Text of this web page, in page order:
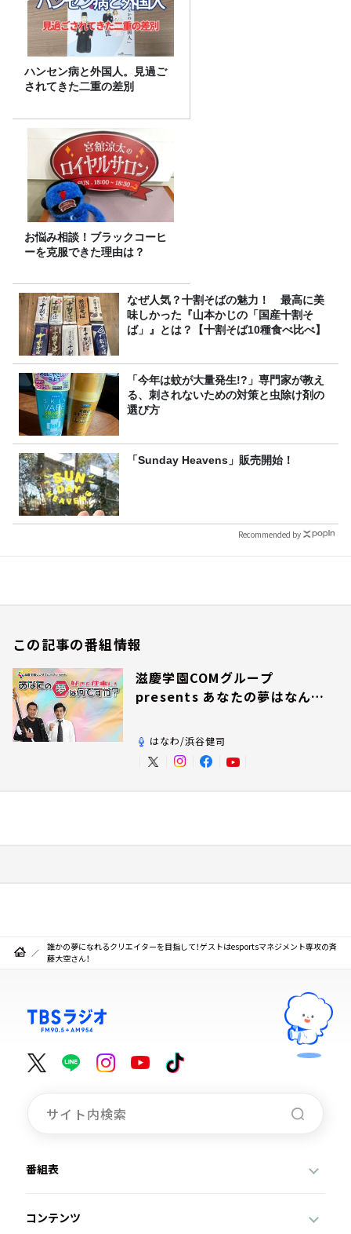
ハンセン病と外国人。見過ご
されてきた二重の差別
お悩み相談！ブラックコーヒ
ーを克服できた理由は？
なぜ人気？十割そばの魅力！ 最高に美
味しかった『山本かじの「国産十割そ
ば」』とは？【十割そば10種食べ比べ】
「今年は蚊が大量発生!?」専門家が教え
る、刺されないための対策と虫除け剤の
選び方
「Sunday Heavens」販売開始！
Recommended by
この記事の番組情報
滋慶学園COMグループ
presents あなたの夢はなんで
はなわ/浜谷健司
誰かの夢になれるクリエイターを目指して！ゲストはesportsマネジメント専攻の斉
藤大空さん！
番組表
コンテンツ